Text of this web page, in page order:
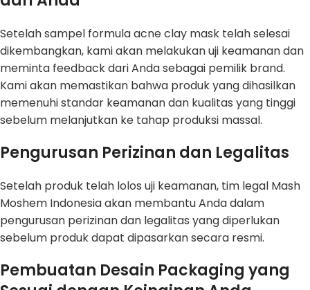
Setelah sampel formula acne clay mask telah selesai
dikembangkan, kami akan melakukan uji keamanan dan
meminta feedback dari Anda sebagai pemilik brand.
Kami akan memastikan bahwa produk yang dihasilkan
memenuhi standar keamanan dan kualitas yang tinggi
sebelum melanjutkan ke tahap produksi massal.
Pengurusan Perizinan dan Legalitas
Setelah produk telah lolos uji keamanan, tim legal Mash
Moshem Indonesia akan membantu Anda dalam
pengurusan perizinan dan legalitas yang diperlukan
sebelum produk dapat dipasarkan secara resmi.
Pembuatan Desain Packaging yang